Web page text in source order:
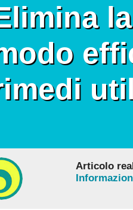
Articolo